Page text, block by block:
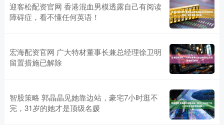
迎客松配资官网 香港混血男模透露自己有阅读
障碍症，看不懂任何英语！
宏海配资官网 广大特材董事长兼总经理徐卫明
留置措施已解除
智股策略 郭晶晶见她靠边站，豪宅7小时逛不
完，31岁的她才是顶级名媛